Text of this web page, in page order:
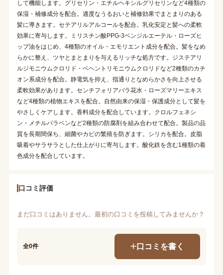
して機能します。グリセリン・エチルヘキシルグリセリンなど4種類の
保湿・補修成分を配合。適度なうるおいと補修効果でまとまりのある
髪に導きます。セテアリルアルコールを配合。乳化安定と髪への柔軟
効果に寄与します。ミリスチン酸PPG-3ベンジルエーテル・ローズヒ
ップ油をはじめ、4種類のオイル・エモリエント成分を配合。髪をなめ
らかに整え、ツヤとまとまりを与えるリッチな処方です。ジステアリ
ルジモニウムクロリド・ベヘントリモニウムクロリドなど2種類のカチ
オン系成分を配合。静電気を抑え、指通りとなめらかさを向上させる
柔軟効果があります。センチフォリアバラ花水・ローズマリーエキス
など4種類の植物エキスを配合。自然由来の保湿・保護成分として髪を
やさしくケアします。香料成分を配合しています。クロルフェネシ
ン・メチルパラベンなど2種類の防腐剤を組み合わせて配合。製品の品
質を長期間保ち、細菌やカビの繁殖を防ぎます。シリカを配合。皮脂
吸着やサラサラとした仕上がりに寄与します。酸化鉄を含む1種類の着
色成分を配合しています。
口コミ評価
まだ口コミはありません。最初の口コミを投稿してみませんか？
全0件 口コミを書く